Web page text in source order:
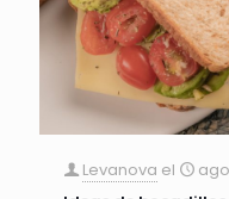
Levanova el